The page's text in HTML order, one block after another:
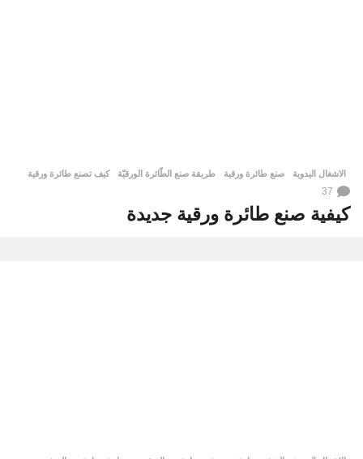
الاشغال اليدوية صنع طائرة ورقية ,
طريقة صنع الطّائرة الورقيّة ,
كيف تصنع طائرة ورقية
37
كيفية صنع طائرة ورقية جديدة